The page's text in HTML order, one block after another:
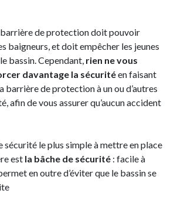
barrière de protection doit pouvoir
baigneurs, et doit empêcher les jeunes
bassin. Cependant, rien ne vous
davantage la sécuritéen faisant
barrière de protection à un ou d’autres
afin de vous assurer qu’aucun accident
sécurité le plus simple à mettre en place
est la bâche de sécurité : facile à
en outre d’éviter que le bassin se